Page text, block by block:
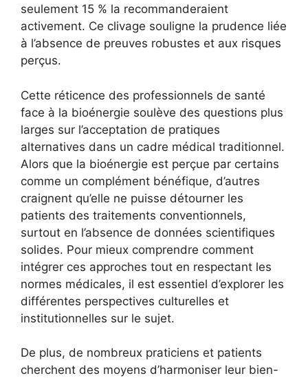
seulement 15 % la recommanderaient
activement. Ce clivage souligne la prudence liée
à l’absence de preuves robustes et aux risques
perçus.
Cette réticence des professionnels de santé
face à la bioénergie soulève des questions plus
larges sur l’acceptation de pratiques
alternatives dans un cadre médical traditionnel.
Alors que la bioénergie est perçue par certains
comme un complément bénéfique, d’autres
craignent qu’elle ne puisse détourner les
patients des traitements conventionnels,
surtout en l’absence de données scientifiques
solides. Pour mieux comprendre comment
intégrer ces approches tout en respectant les
normes médicales, il est essentiel d’explorer les
différentes perspectives culturelles et
institutionnelles sur le sujet.
De plus, de nombreux praticiens et patients
cherchent des moyens d’harmoniser leur bien-